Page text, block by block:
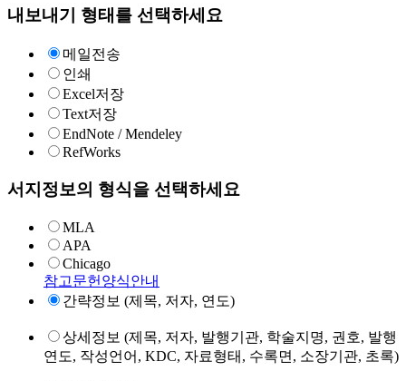
내보내기 형태를 선택하세요
메일전송
인쇄
Excel저장
Text저장
EndNote / Mendeley
RefWorks
서지정보의 형식을 선택하세요
MLA
APA
Chicago
참고문헌양식안내
간략정보 (제목, 저자, 연도)
상세정보 (제목, 저자, 발행기관, 학술지명, 권호, 발행
연도, 작성언어, KDC, 자료형태, 수록면, 소장기관, 초록)